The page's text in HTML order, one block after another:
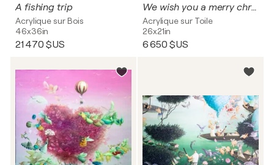
A fishing trip
Acrylique sur Bois
46x36in
21 470 $US
We wish you a merry christmas
Acrylique sur Toile
26x21in
6 650 $US